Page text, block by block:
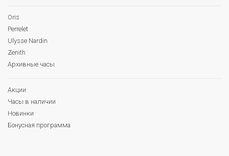
Oris
Perrelet
Ulysse Nardin
Zenith
Архивные часы
Акции
Часы в наличии
Новинки
Бонусная программа